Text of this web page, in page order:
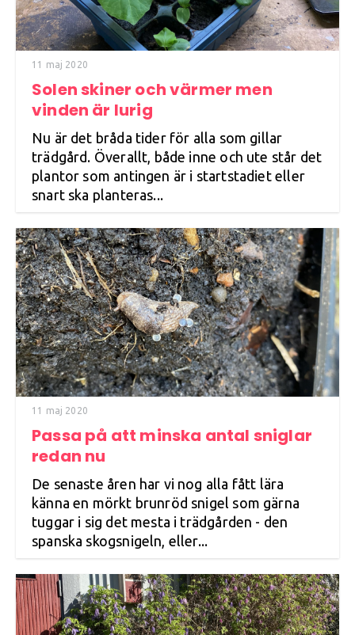
11 maj 2020
Solen skiner och värmer men
vinden är lurig
Nu är det bråda tider för alla som gillar
trädgård. Överallt, både inne och ute står det
plantor som antingen är i startstadiet eller
snart ska planteras...
11 maj 2020
Passa på att minska antal sniglar
redan nu
De senaste åren har vi nog alla fått lära
känna en mörkt brunröd snigel som gärna
tuggar i sig det mesta i trädgården - den
spanska skogsnigeln, eller...